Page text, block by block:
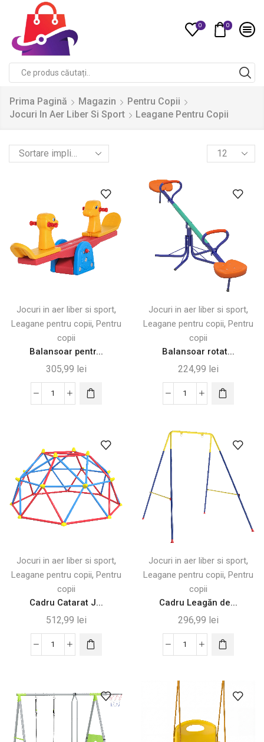
0 0
Prima Pagină Magazin
Pentru Copii
Jocuri In Aer Liber Si Sport
Leagane Pentru Copii
Products
per
Jocuri in aer liber si sport,
Leagane pentru copii, Pentru
copii
Balansoar pentr...
305,99 lei
Cantitate
1-
4
Ani
–
Distracție
și
Jocuri in aer liber si sport,
Leagane pentru copii, Pentru
copii
Balansoar rotat...
224,99 lei
Cantitate
pentru
Jocuri in aer liber si sport,
Leagane pentru copii, Pentru
copii
Cadru Catarat J...
512,99 lei
Cantitate
Jungle
Gym
6
ft
Jocuri in aer liber si sport,
Leagane pentru copii, Pentru
copii
Cadru Leagăn de...
296,99 lei
Cantitate
din
Oțel,